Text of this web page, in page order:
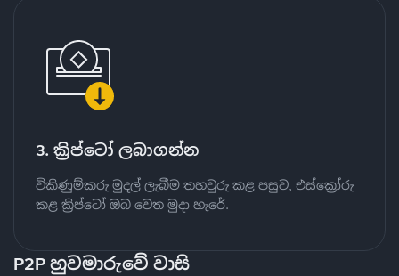
3. ක්‍රිප්ටෝ ලබාගන්න
විකිණුම්කරු මුදල් ලැබීම තහවුරු කළ පසුව, එස්ක්‍රෝරු
කළ ක්‍රිප්ටෝ ඔබ වෙත මුදා හැරේ.
P2P හුවමාරුවේ වාසි